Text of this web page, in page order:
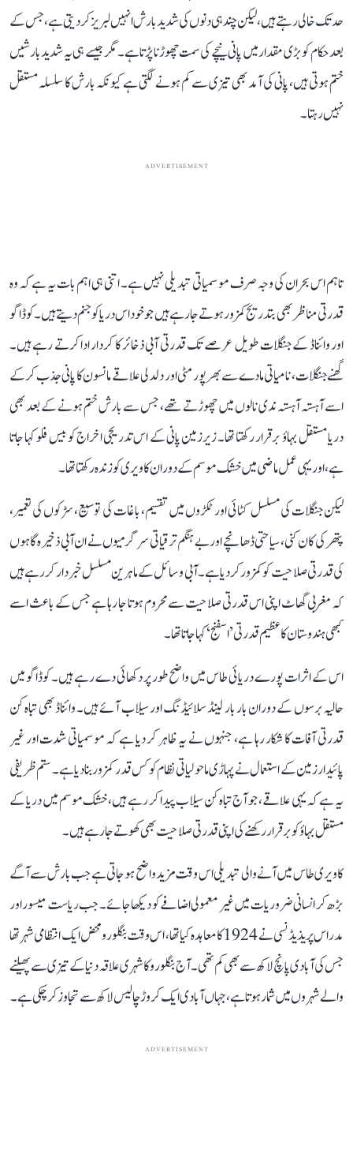
حد تک خالی رہتے ہیں، لیکن چند ہی دنوں کی شدید بارش انہیں لبریز کر دیتی ہے، جس کے
بعد حکام کو بڑی مقدار میں پانی نیچے کی سمت چھوڑنا پڑتا ہے۔ مگر جیسے ہی یہ شدید بارشیں
ختم ہوتی ہیں، پانی کی آمد بھی تیزی سے کم ہونے لگتی ہے کیونکہ بارش کا سلسلہ مستقل
نہیں رہتا۔
ADVERTISEMENT
تاہم اس بحران کی وجہ صرف موسمیاتی تبدیلی نہیں ہے۔ اتنی ہی اہم بات یہ ہے کہ وہ
قدرتی مناظر بھی بتدریج کمزور ہوتے جا رہے ہیں جو خود اس دریا کو جنم دیتے ہیں۔ کوڈاگو
اور وائناڈ کے جنگلات طویل عرصے تک قدرتی آبی ذخائر کا کردار ادا کرتے رہے ہیں۔
گھنے جنگلات، نامیاتی مادے سے بھرپور مٹی اور دلدلی علاقے مانسون کا پانی جذب کر کے
اسے آہستہ آہستہ ندی نالوں میں چھوڑتے تھے، جس سے بارش ختم ہونے کے بعد بھی
دریا مستقل بہاؤ برقرار رکھتا تھا۔ زیرزمین پانی کے اس تدریجی اخراج کو بیس فلو کہا جاتا
ہے، اور یہی عمل ماضی میں خشک موسم کے دوران کاویری کو زندہ رکھتا تھا۔
لیکن جنگلات کی مسلسل کٹائی اور ٹکڑوں میں تقسیم، باغات کی توسیع، سڑکوں کی تعمیر،
پتھر کی کان کنی، سیاحتی ڈھانچے اور بے ہنگم ترقیاتی سرگرمیوں نے ان آبی ذخیرہ گاہوں
کی قدرتی صلاحیت کو کمزور کر دیا ہے۔ آبی وسائل کے ماہرین مسلسل خبردار کر رہے ہیں
کہ مغربی گھاٹ اپنی اس قدرتی صلاحیت سے محروم ہوتا جا رہا ہے جس کے باعث اسے
کبھی ہندوستان کا عظیم قدرتی ’اسفنج‘ کہا جاتا تھا۔
اس کے اثرات پورے دریائی طاس میں واضح طور پر دکھائی دے رہے ہیں۔ کوڈاگو میں
حالیہ برسوں کے دوران بار بار لینڈ سلائیڈنگ اور سیلاب آئے ہیں۔ وائناڈ بھی تباہ کن
قدرتی آفات کا شکار رہا ہے، جنہوں نے یہ ظاہر کر دیا ہے کہ موسمیاتی شدت اور غیر
پائیدار زمین کے استعمال نے پہاڑی ماحولیاتی نظام کو کس قدر کمزور بنا دیا ہے۔ ستم ظریفی
یہ ہے کہ یہی علاقے، جو آج تباہ کن سیلاب پیدا کر رہے ہیں، خشک موسم میں دریا کے
مستقل بہاؤ کو برقرار رکھنے کی اپنی قدرتی صلاحیت بھی کھوتے جا رہے ہیں۔
کاویری طاس میں آنے والی تبدیلی اس وقت مزید واضح ہو جاتی ہے جب بارش سے آگے
بڑھ کر انسانی ضروریات میں غیر معمولی اضافے کو دیکھا جائے۔ جب ریاست میسور اور
مدراس پریذیڈنسی نے 1924 کا معاہدہ کیا تھا، اس وقت بنگلورو محض ایک انتظامی شہر تھا
جس کی آبادی پانچ لاکھ سے بھی کم تھی۔ آج بنگلورو کا شہری علاقہ دنیا کے تیزی سے پھیلنے
والے شہروں میں شمار ہوتا ہے، جہاں آبادی ایک کروڑ چالیس لاکھ سے تجاوز کر چکی ہے۔
ADVERTISEMENT